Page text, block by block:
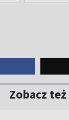
Zobacz też